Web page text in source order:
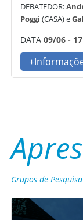
DEBATEDOR:
Poggi (CASA) e
DATA09/06 -
Grupos de Pesquisa